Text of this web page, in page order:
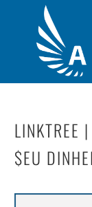
LINKTREE
$EU